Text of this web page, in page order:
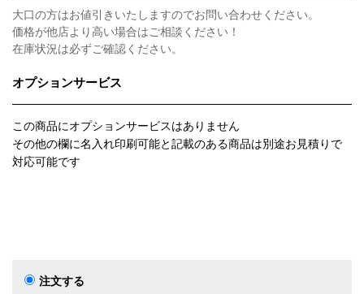
大口の方はお値引きいたしますのでお問い合わせください。
価格が他店より高い場合はご相談ください！
在庫状況は必ずご確認ください。
オプションサービス
この商品にオプションサービスはありません
その他の欄に名入れ印刷可能と記載のある商品は別途お見積りで
対応可能です
注文する